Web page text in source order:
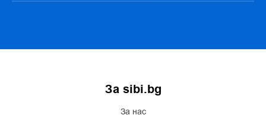
За sibi.bg
За нас